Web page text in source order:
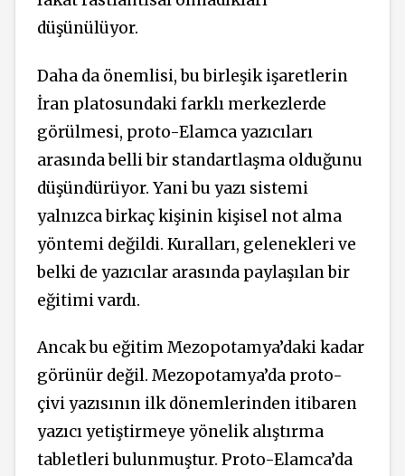
düşünülüyor.
Daha da önemlisi, bu birleşik işaretlerin
İran platosundaki farklı merkezlerde
görülmesi, proto-Elamca yazıcıları
arasında belli bir standartlaşma olduğunu
düşündürüyor. Yani bu yazı sistemi
yalnızca birkaç kişinin kişisel not alma
yöntemi değildi. Kuralları, gelenekleri ve
belki de yazıcılar arasında paylaşılan bir
eğitimi vardı.
Ancak bu eğitim Mezopotamya’daki kadar
görünür değil. Mezopotamya’da proto-
çivi yazısının ilk dönemlerinden itibaren
yazıcı yetiştirmeye yönelik alıştırma
tabletleri bulunmuştur. Proto-Elamca’da